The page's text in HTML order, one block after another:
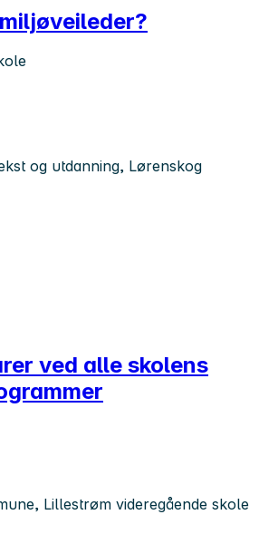
og utdanning, Lørenskog
ved alle skolens
Lillestrøm videregående skole